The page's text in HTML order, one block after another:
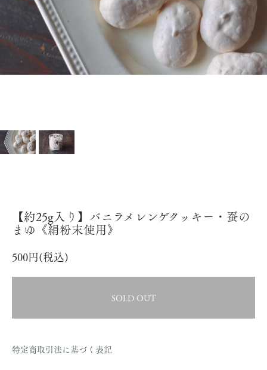
【約25g入り】バニラメレンゲクッキー・蚕の
まゆ《絹粉末使用》
500円(税込)
SOLD OUT
特定商取引法に基づく表記